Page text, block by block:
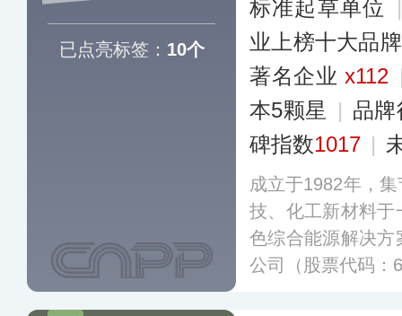
已点亮标签： 10个
标准起草单位
业上榜十大品牌
著名企业 x112
本5颗星
| 品牌
碑指数1017 |
成立于1982年，
技、化工新材料
色综合能源解决
公司（股票代码：